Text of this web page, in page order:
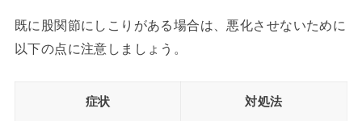
既に股関節にしこりがある場合は、悪化させないために
以下の点に注意しましょう。
症状 対処法